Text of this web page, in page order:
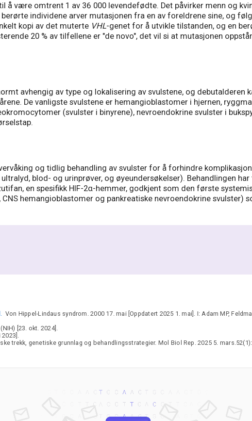
å være omtrent 1 av 36 000 levendefødte. Det påvirker menn og
individene arver mutasjonen fra en av foreldrene sine, og
kopi av det muterte VHL-genet for å utvikle tilstanden, og en
20 % av tilfellene er "de novo", det vil si at mutasjonen
avhengig av type og lokalisering av svulstene, og debutalderen
De vanligste svulstene er hemangioblastomer i hjernen,
(svulster i binyrene), nevroendokrine svulster i
og tidlig behandling av svulster for å forhindre
blod- og urinprøver, og øyeundersøkelser). Behandlingen
en spesifikk HIF-2α-hemmer, godkjent som den første
hemangioblastomer og pankreatiske nevroendokrine svulster)
Von Hippel-Lindaus syndrom. 2000 17. mai [Oppdatert 2025 1. mai]. I: Adam MP,
[23. okt. 2024].
2023].
trekk, genetiske grunnlag og behandlingsstrategier. Mol Biol Rep. 2025 5.